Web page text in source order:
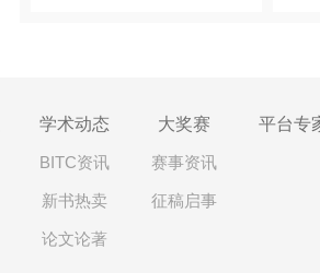
学术动态
BITC资讯
新书热卖
论文论著
大奖赛
赛事资讯
征稿启事
平台专